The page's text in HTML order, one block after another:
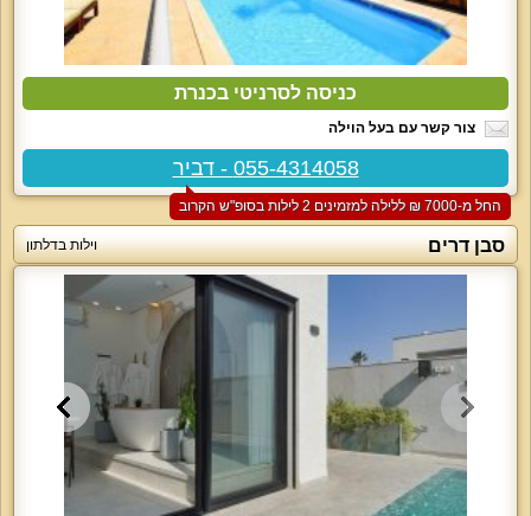
כניסה לסרניטי בכנרת
צור קשר עם בעל הוילה
055-4314058 - דביר
החל מ-‏7000 ₪ ללילה למזמינים 2 לילות בסופ"ש הקרוב
סבן דרים וילות בדלתון